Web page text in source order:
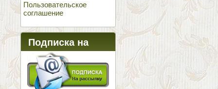
Пользовательское
соглашение
Подписка на
новости